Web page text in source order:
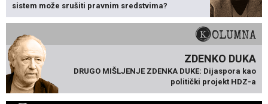
sistem može srušiti pravnim sredstvima?
KOLUMNA
ZDENKO DUKA
DRUGO MIŠLJENJE ZDENKA DUKE: Dijaspora kao
politički projekt HDZ-a